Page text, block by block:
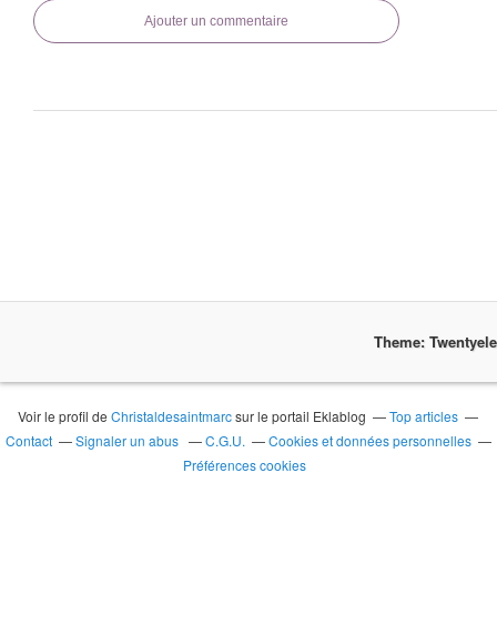
Ajouter un commentaire
Theme:
Voir le profil deChristaldesaintmarcsur le portail Eklablog
Top articles
Contact
Signaler un abus C.G.U.
Cookies et données personnelles
Préférences cookies